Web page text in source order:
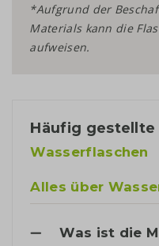
*Aufgrund der
Materials kann die
aufweisen.
Häufig gestellte
Wasserflaschen
Alles über
Was ist die